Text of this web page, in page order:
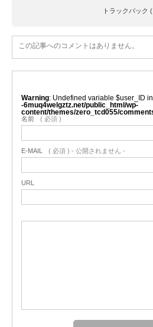
トラックバック
この記事へのコメントはありません。
Warning : Undefined variable $user_ID in
-6muq4welgztz.net/public_html/wp-
content/themes/zero_tcd055/
名前 ( 必須 )
E-MAIL ( 必須 ) - 公開されません -
URL